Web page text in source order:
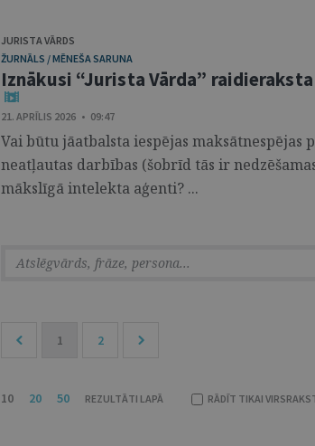
JURISTA VĀRDS
ŽURNĀLS / MĒNEŠA SARUNA
Iznākusi “Jurista Vārda”
21. APRĪLIS 2026 • 09:47
Vai būtu jāatbalsta iespējas maksātnespējas
neatļautas darbības (šobrīd tās ir
mākslīgā intelekta aģenti? ...
1 2
10 20 50 REZULTĀTI LAPĀ RĀDĪT TIKAI